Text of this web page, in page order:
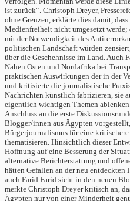
ist zurück“. Christoph Dreyer,
ohne Grenzen, erklärte dies damit,
Medienfreiheit nicht umgesetzt werde;
mit der Notwendigkeit des
politischen Landschaft würden
über die Geschehnisse im Land. Auch
Nahen Osten und Nordafrika bei
praktischen Auswirkungen der in der
und kritisierte die journalistische
Nachrichten künstlich fabrizieren, sie
eigentlich wichtigen Themen
Anschluss an die erste
Blogger/innen aus Ägypten
Bürgerjournalismus für eine
thematisieren. Hinsichtlich dieser
Hoffnung auf eine Besserung der
alternative Berichterstattung und
hätten Gefallen an der neu entdeckten
auch Farid Farid sieht in den neuen
merkte Christoph Dreyer kritisch an,
Ägypten nur von einer Minderheit